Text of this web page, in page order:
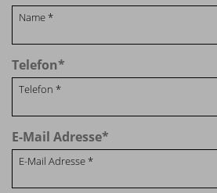
Telefon*
E-Mail Adresse*